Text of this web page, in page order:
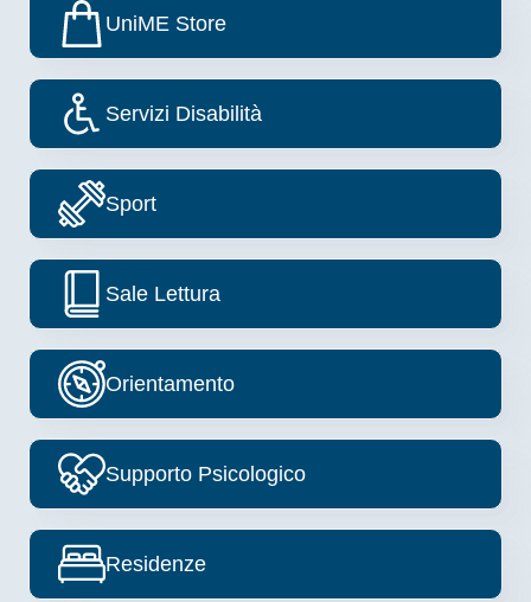
ImageUniME Store
ImageServizi Disabilità
ImageSport
ImageSale Lettura
ImageOrientamento
ImageSupporto Psicologico
ImageResidenze